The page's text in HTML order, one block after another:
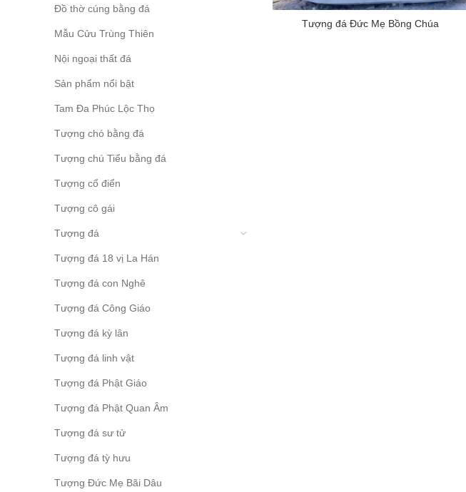
Đồ thờ cúng bằng đá
Mẫu Cửu Trùng Thiên
Nội ngoại thất đá
Sản phẩm nổi bật
Tam Đa Phúc Lộc Thọ
Tượng chó bằng đá
Tượng chú Tiểu bằng đá
Tượng cổ điển
Tượng cô gái
Tượng đá
Tượng đá 18 vị La Hán
Tượng đá con Nghê
Tượng đá Công Giáo
Tượng đá kỳ lân
Tượng đá linh vật
Tượng đá Phật Giáo
Tượng đá Phật Quan Âm
Tượng đá sư tử
Tượng đá tỳ hưu
Tượng Đức Mẹ Bãi Dâu
Tượng đá Đức Mẹ Bồng Chúa